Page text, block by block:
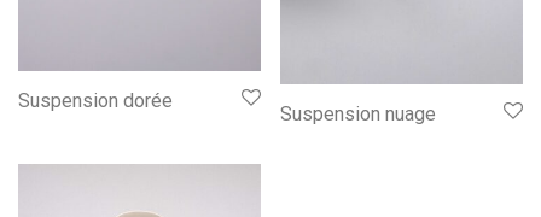
Suspension dorée
Suspension nuage